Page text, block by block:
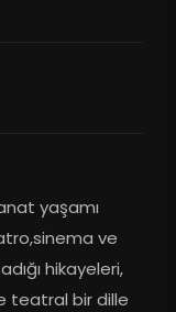
yaşamı
ve
hikayeleri,
teatral bir dille